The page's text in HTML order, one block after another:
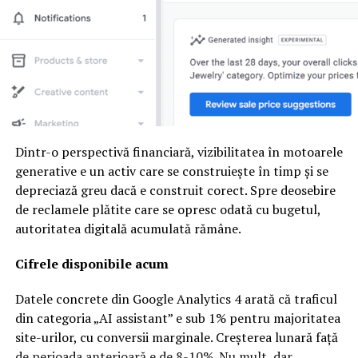
HUAWEI FreeBuds 4i au trecut prin mii de teste de
confort, adoptând un design care se potrivește
canalului auditiv, îmbunătățind considerabil confortul la
Astfel, cu acest nou model, designerii Huawei vin în
asigură confort în mișcare – în timpul călătoriilor sau al
deplasărilor, căștile fiind ideale pentru tineri, studenți
sau angajații în corporații. În plus, datorită tehnologiei
audio Huawei avansate, HUAWEI FreeBuds 4i sunt
capabile să ofere o experiență audio perfectă, oricând și
Autonomia bateriei este un aspect esențial pentru
consumatori, astfel că HUAWEI FreeBuds 4i vin echipate
Dintr-o perspectivă financiară, vizibilitatea în motoarele
generative e un activ care se construiește în timp și se
depreciază greu dacă e construit corect. Spre deosebire
de reclamele plătite care se opresc odată cu bugetul,
autoritatea digitală acumulată rămâne.
Cifrele disponibile acum
Datele concrete din Google Analytics 4 arată că traficul
din categoria „AI assistant” e sub 1% pentru majoritatea
site-urilor, cu conversii marginale. Creșterea lunară față